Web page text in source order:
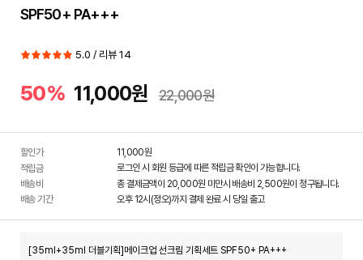
SPF50+ PA+++
5.0 / 리뷰 14
50% 11,000원 22,000원
할인가 11,000원
적립금
로그인 시 회원 등급에 따른 적립금 확인이 가능합니다.
배송비
총 결제금액이 20,000원 미만시 배송비 2,500원이 청구됩니다.
배송 기간
오후 12시(정오)까지 결제 완료 시 당일 출고
[35ml+35ml 더블기획]메이크업 선크림 기획세트 SPF50+ PA+++